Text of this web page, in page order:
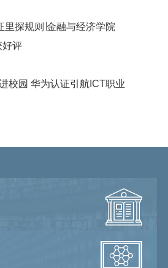
探规则∣金融与经济学院
好评
校园 华为认证引航ICT职业